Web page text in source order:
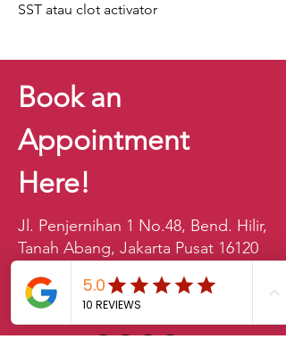
SST atau clot activator
Book an
Appointment
Here!
Jl. Penjernihan 1 No.48, Bend. Hilir,
Tanah Abang, Jakarta Pusat 16120
021-2528528
sales.klab@lxintl.co.kr